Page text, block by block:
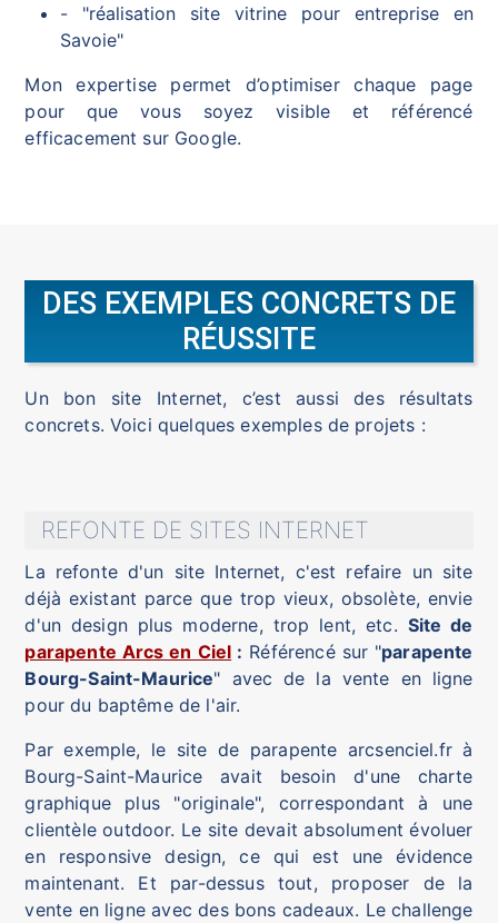
- "réalisation site vitrine pour entreprise en
Savoie"
Mon expertise permet d’optimiser chaque page
pour que vous soyez visible et référencé
efficacement sur Google.
DES EXEMPLES CONCRETS DE
RÉUSSITE
Un bon site Internet, c’est aussi des résultats
concrets. Voici quelques exemples de projets :
REFONTE DE SITES INTERNET
La refonte d'un site Internet, c'est refaire un site
déjà existant parce que trop vieux, obsolète, envie
d'un design plus moderne, trop lent, etc. Site de
parapente Arcs en Ciel : Référencé sur "parapente
Bourg-Saint-Maurice" avec de la vente en ligne
pour du baptême de l'air.
Par exemple, le site de parapente arcsenciel.fr à
Bourg-Saint-Maurice avait besoin d'une charte
graphique plus "originale", correspondant à une
clientèle outdoor. Le site devait absolument évoluer
en responsive design, ce qui est une évidence
maintenant. Et par-dessus tout, proposer de la
vente en ligne avec des bons cadeaux. Le challenge